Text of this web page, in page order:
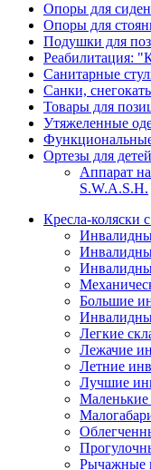
Опоры для
Опоры для
Подушки для
Реабилитация:
Санитарные
Санки,
Товары для
Утяжеленные
Ортезы для
Аппарат
S.W.A.S.H.
Кресла-коляски
Большие
Легкие
Лежачие
Летние
Лучшие
Маленькие
Рычажные